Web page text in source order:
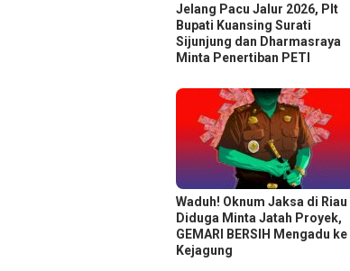
Jelang Pacu Jalur 2026, Plt
Bupati Kuansing Surati
Sijunjung dan Dharmasraya
Minta Penertiban PETI
Waduh! Oknum Jaksa di Riau
Diduga Minta Jatah Proyek,
GEMARI BERSIH Mengadu ke
Kejagung